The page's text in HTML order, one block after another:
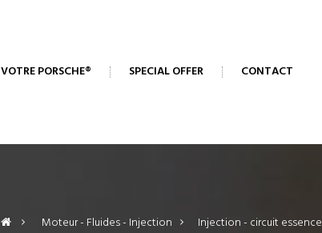
VOTRE PORSCHE® SPECIAL OFFER CONTACT
> Moteur - Fluides - Injection > Injection - circuit essence